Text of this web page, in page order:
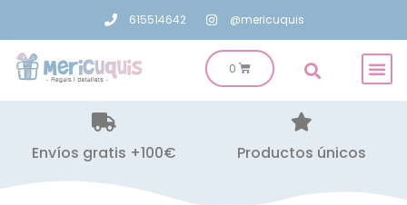
615514642 @mericuquis
Envíos gratis +100€ Productos únicos